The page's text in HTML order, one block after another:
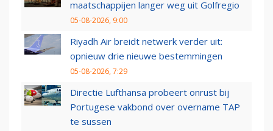
maatschappijen langer weg uit Golfregio
05-08-2026, 9:00
Riyadh Air breidt netwerk verder uit:
opnieuw drie nieuwe bestemmingen
05-08-2026, 7:29
Directie Lufthansa probeert onrust bij
Portugese vakbond over overname TAP
te sussen